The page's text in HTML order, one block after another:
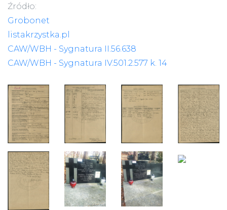
Źródło:
Grobonet
listakrzystka.pl
CAW/WBH - Sygnatura II.56.638
CAW/WBH - Sygnatura IV.501.2.577 k. 14